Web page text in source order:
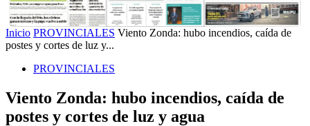
Inicio PROVINCIALES Viento Zonda: hubo incendios, caída de
postes y cortes de luz y...
PROVINCIALES
Viento Zonda: hubo incendios, caída de
postes y cortes de luz y agua